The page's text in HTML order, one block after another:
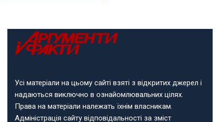
Усі матеріали на цьому сайті взяті з відкритих джерел і
надаються виключно в ознайомлювальних цілях.
Права на матеріали належать їхнім власникам.
Адміністрація сайту відповідальності за зміст